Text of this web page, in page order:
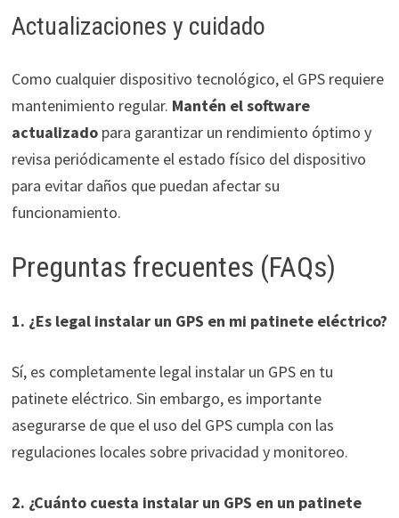
Actualizaciones y cuidado
Como cualquier dispositivo tecnológico, el GPS requiere
mantenimiento regular. Mantén el software
actualizadopara garantizar un rendimiento óptimo y
revisa periódicamente el estado físico del dispositivo
para evitar daños que puedan afectar su
funcionamiento.
Preguntas frecuentes (FAQs)
1. ¿Es legal instalar un GPS en mi patinete eléctrico?
Sí, es completamente legal instalar un GPS en tu
patinete eléctrico. Sin embargo, es importante
asegurarse de que el uso del GPS cumpla con las
regulaciones locales sobre privacidad y monitoreo.
2. ¿Cuánto cuesta instalar un GPS en un patinete